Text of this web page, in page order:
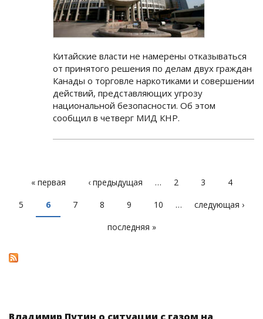
Китайские власти не намерены отказываться
от принятого решения по делам двух граждан
Канады о торговле наркотиками и совершении
действий, представляющих угрозу
национальной безопасности. Об этом
сообщил в четверг МИД КНР.
СТРАНИЦЫ
« первая ‹ предыдущая … 2 3
4
5
6 7 8 9 10 …
следующая ›
последняя »